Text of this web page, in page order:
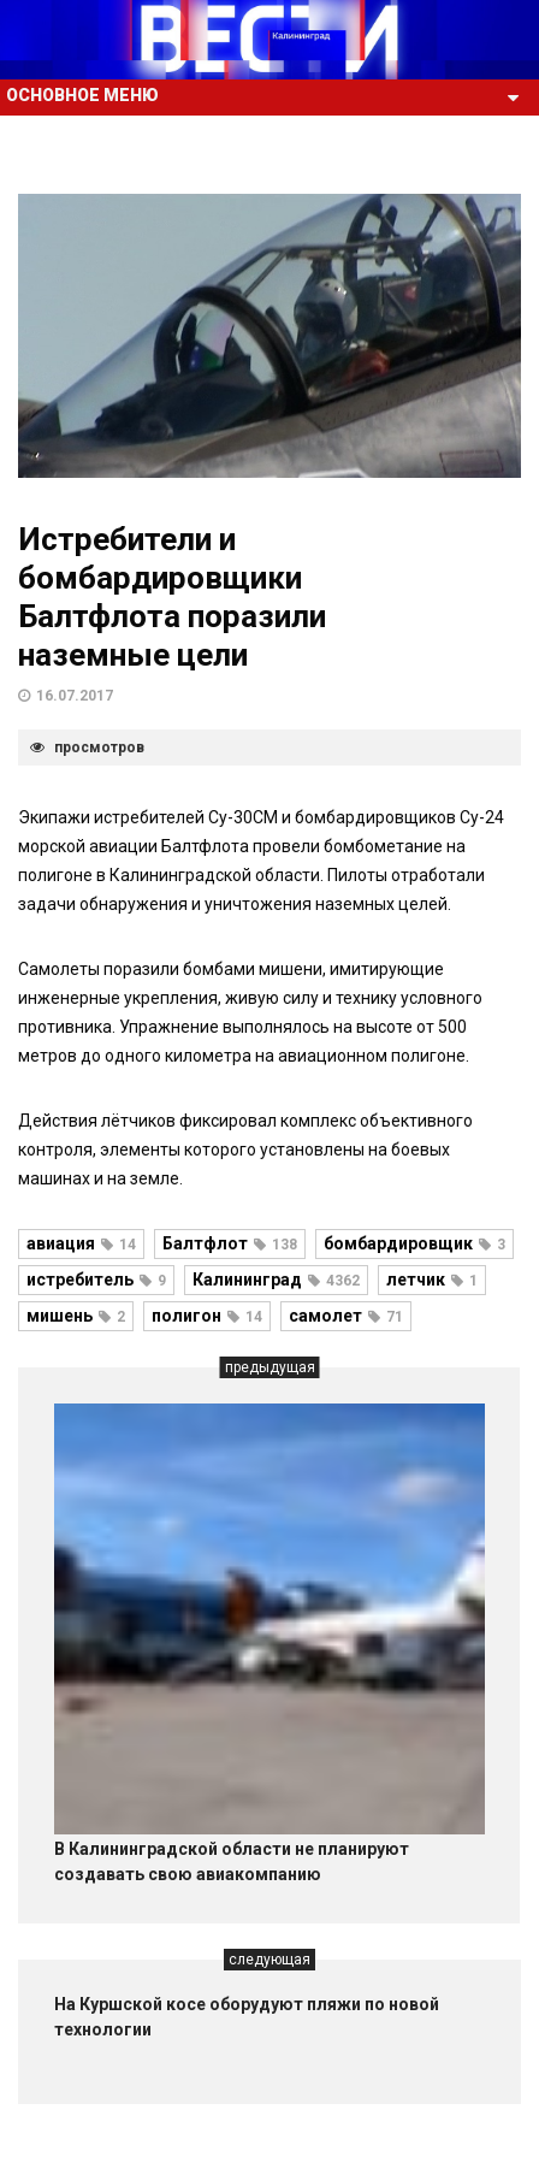
ОСНОВНОЕ МЕНЮ
Истребители и
бомбардировщики
Балтфлота поразили
наземные цели
16.07.2017
просмотров
Экипажи истребителей Су-30СМ и бомбардировщиков Су-24
морской авиации Балтфлота провели бомбометание на
полигоне в Калининградской области. Пилоты отработали
задачи обнаружения и уничтожения наземных целей.
Самолеты поразили бомбами мишени, имитирующие
инженерные укрепления, живую силу и технику условного
противника. Упражнение выполнялось на высоте от 500
метров до одного километра на авиационном полигоне.
Действия лётчиков фиксировал комплекс объективного
контроля, элементы которого установлены на боевых
машинах и на земле.
авиация 14 Балтфлот 138 бомбардировщик 3
истребитель 9 Калининград 4362 летчик 1
мишень 2 полигон 14 самолет 71
предыдущая
В Калининградской области не планируют
создавать свою авиакомпанию
следующая
На Куршской косе оборудуют пляжи по новой
технологии